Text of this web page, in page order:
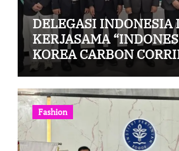
DELEGASI INDONESIA
KERJASAMA
KOREA CARBON
Fashion